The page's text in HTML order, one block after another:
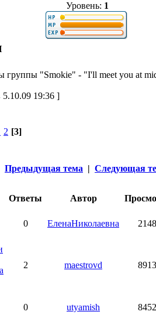
Уровень: 1
группы "Smokie" - "I'll meet you at
5.10.09 19:36 ]
2 [3]
Предыдущая тема | Следующая
Ответы Автор
0 ЕленаНиколаевна
2 maestrovd
0 utyamish